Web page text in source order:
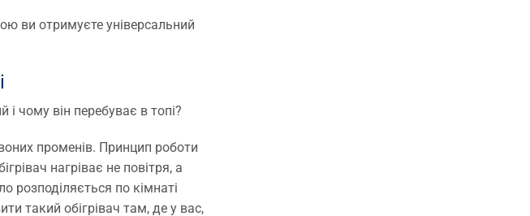
ви отримуєте універсальний
і чому він перебуває в топі?
променів. Принцип роботи
нагріває не повітря, а
розподіляється по кімнаті
такий обігрівач там, де у вас,